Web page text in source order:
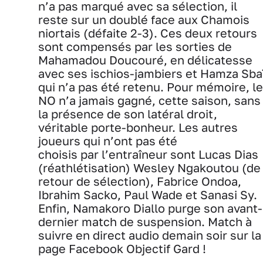
n’a pas marqué avec sa sélection, il
reste sur un doublé face aux Chamois
niortais (défaite 2-3). Ces deux retours
sont compensés par les sorties de
Mahamadou Doucouré, en délicatesse
avec ses ischios-jambiers et Hamza
qui n’a pas été retenu. Pour mémoire, le
NO n’a jamais gagné, cette saison, sans
la présence de son latéral droit,
véritable porte-bonheur. Les autres
joueurs qui n’ont pas été
choisis par l’entraîneur sont Lucas Dias
(réathlétisation) Wesley Ngakoutou (de
retour de sélection), Fabrice Ondoa,
Ibrahim Sacko, Paul Wade et Sanasi Sy.
Enfin, Namakoro Diallo purge son avant-
dernier match de suspension. Match à
suivre en direct audio demain soir sur la
page Facebook Objectif Gard !